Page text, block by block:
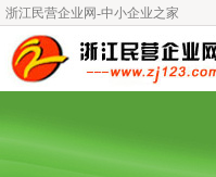
浙江民营企业网-中小企业之家